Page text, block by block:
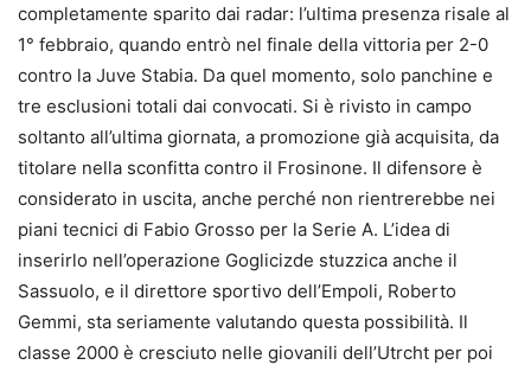
completamente sparito dai radar: l’ultima presenza risale al
1° febbraio, quando entrò nel finale della vittoria per 2-0
contro la Juve Stabia. Da quel momento, solo panchine e
tre esclusioni totali dai convocati. Si è rivisto in campo
soltanto all’ultima giornata, a promozione già acquisita, da
titolare nella sconfitta contro il Frosinone. Il difensore è
considerato in uscita, anche perché non rientrerebbe nei
piani tecnici di Fabio Grosso per la Serie A. L’idea di
inserirlo nell’operazione Goglicizde stuzzica anche il
Sassuolo, e il direttore sportivo dell’Empoli, Roberto
Gemmi, sta seriamente valutando questa possibilità. Il
classe 2000 è cresciuto nelle giovanili dell’Utrcht per poi